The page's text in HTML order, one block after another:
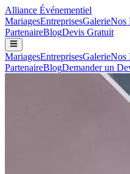
Alliance Événementiel
MariagesEntreprisesGalerieNos
PartenaireBlogDevis Gratuit
MariagesEntreprisesGalerieNos
PartenaireBlogDemander un